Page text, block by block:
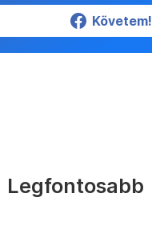
Követem!
Legfontosabb